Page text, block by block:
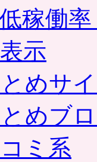
稼働
示
めサ
めブ
ミ系